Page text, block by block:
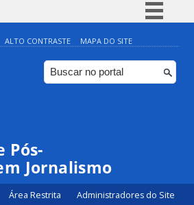
Simplifique!
Comunica BR
Participe
ALTO CONTRASTE MAPA DO SITE
Pós-
Jornalismo
Área Restrita Administradores do Site